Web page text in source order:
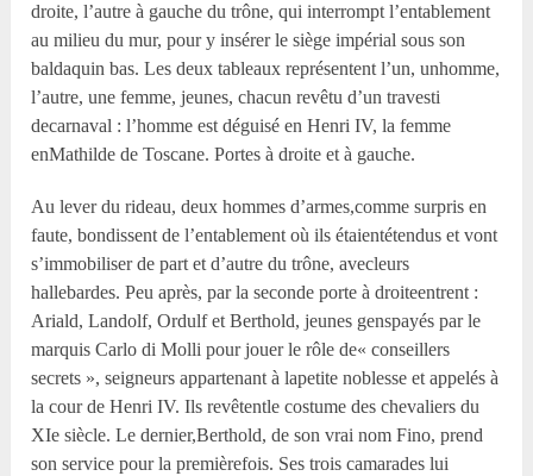
droite, l’autre à gauche du trône, qui interrompt l’entablement
au milieu du mur, pour y insérer le siège impérial sous son
baldaquin bas. Les deux tableaux représentent l’un, unhomme,
l’autre, une femme, jeunes, chacun revêtu d’un travesti
decarnaval : l’homme est déguisé en Henri IV, la femme
enMathilde de Toscane. Portes à droite et à gauche.
Au lever du rideau, deux hommes d’armes,comme surpris en
faute, bondissent de l’entablement où ils étaientétendus et vont
s’immobiliser de part et d’autre du trône, avecleurs
hallebardes. Peu après, par la seconde porte à droiteentrent :
Ariald, Landolf, Ordulf et Berthold, jeunes genspayés par le
marquis Carlo di Molli pour jouer le rôle de« conseillers
secrets », seigneurs appartenant à lapetite noblesse et appelés à
la cour de Henri IV. Ils revêtentle costume des chevaliers du
XIe siècle. Le dernier,Berthold, de son vrai nom Fino, prend
son service pour la premièrefois. Ses trois camarades lui